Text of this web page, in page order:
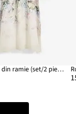
Rochie midi din ramie (set/2 piese cu cordon)